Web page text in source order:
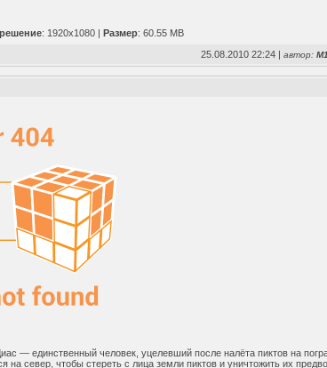
: 1920x1080 | Размер: 60.55 MB
25.08.2010 22:24 |автор:
— единственный человек, уцелевший после налёта пиктов на
север, чтобы стереть с лица земли пиктов и уничтожить их